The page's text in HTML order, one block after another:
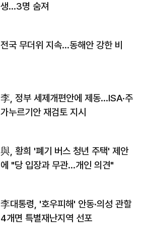
생…3명 숨져
전국 무더위 지속…동해안 강한 비
李, 정부 세제개편안에 제동…ISA·주
가누르기안 재검토 지시
與, 황희 '폐기 버스 청년 주택' 제안
에 "당 입장과 무관…개인 의견"
李대통령, '호우피해' 안동·의성 관할
4개면 특별재난지역 선포